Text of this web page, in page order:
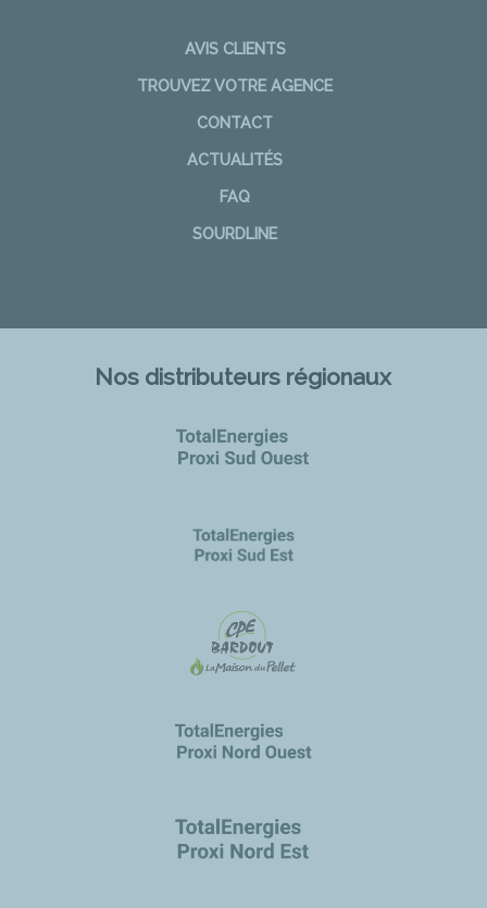
AVIS CLIENTS
TROUVEZ VOTRE AGENCE
CONTACT
ACTUALITÉS
FAQ
SOURDLINE
Nos distributeurs régionaux